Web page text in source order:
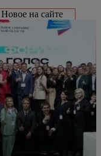
Новое на сайте